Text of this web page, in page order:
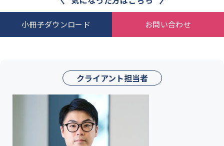
小冊子ダウンロード お問い合わせ
クライアント担当者